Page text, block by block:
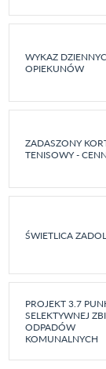
WYKAZ
OPIEKUNÓW
ZADASZONY
TENISOWY -
ŚWIETLICA
PROJEKT 3.7
SELEKTYWNEJ
ODPADÓW
KOMUNALNYCH